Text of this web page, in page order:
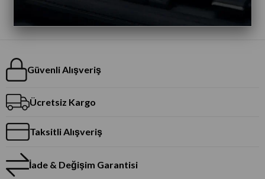
Güvenli Alışveriş
Ücretsiz Kargo
Taksitli Alışveriş
İade & Değişim Garantisi